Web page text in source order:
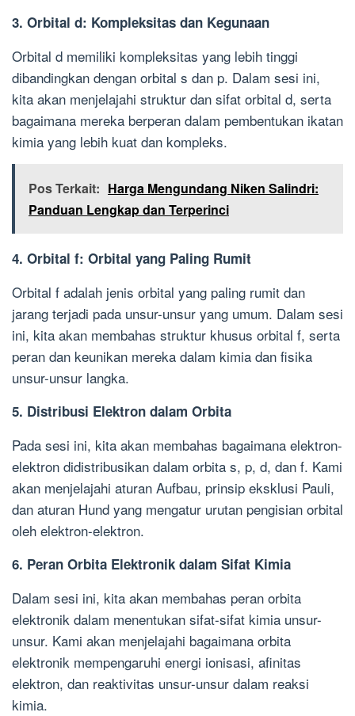
3. Orbital d: Kompleksitas dan Kegunaan
Orbital d memiliki kompleksitas yang lebih tinggi
dibandingkan dengan orbital s dan p. Dalam sesi ini,
kita akan menjelajahi struktur dan sifat orbital d, serta
bagaimana mereka berperan dalam pembentukan ikatan
kimia yang lebih kuat dan kompleks.
Pos Terkait: Harga Mengundang Niken Salindri:
Panduan Lengkap dan Terperinci
4. Orbital f: Orbital yang Paling Rumit
Orbital f adalah jenis orbital yang paling rumit dan
jarang terjadi pada unsur-unsur yang umum. Dalam sesi
ini, kita akan membahas struktur khusus orbital f, serta
peran dan keunikan mereka dalam kimia dan fisika
unsur-unsur langka.
5. Distribusi Elektron dalam Orbita
Pada sesi ini, kita akan membahas bagaimana elektron-
elektron didistribusikan dalam orbita s, p, d, dan f. Kami
akan menjelajahi aturan Aufbau, prinsip eksklusi Pauli,
dan aturan Hund yang mengatur urutan pengisian orbital
oleh elektron-elektron.
6. Peran Orbita Elektronik dalam Sifat Kimia
Dalam sesi ini, kita akan membahas peran orbita
elektronik dalam menentukan sifat-sifat kimia unsur-
unsur. Kami akan menjelajahi bagaimana orbita
elektronik mempengaruhi energi ionisasi, afinitas
elektron, dan reaktivitas unsur-unsur dalam reaksi
kimia.